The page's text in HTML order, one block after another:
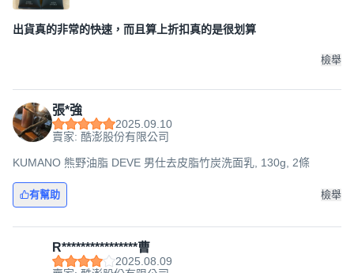
出貨真的非常的快速，而且算上折扣真的是很划算
檢舉
張*強
2025.09.10
賣家: 酷澎股份有限公司
KUMANO 熊野油脂 DEVE 男仕去皮脂竹炭洗面乳, 130g, 2條
有幫助 檢舉
R****************曹
2025.08.09